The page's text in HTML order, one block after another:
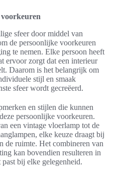
sfeer door middel van
de persoonlijke voorkeuren
te nemen. Elke persoon heeft
ervoor zorgt dat een interieur
Daarom is het belangrijk om
stijl en smaak
sfeer wordt gecreëerd.
en stijlen die kunnen
persoonlijke voorkeuren.
een vintage vloerlamp tot de
elke keuze draagt bij
de ruimte. Het combineren van
kan bovendien resulteren in
bij elke gelegenheid.